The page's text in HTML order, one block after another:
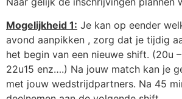
Mogelijkheid 1: Je kan op eender
avond aanpikken , zorg dat je tijdig
het begin van een nieuwe shift. (20u
22u15 enz….) Na jouw match kan je
met jouw wedstrijdpartners. Na 45